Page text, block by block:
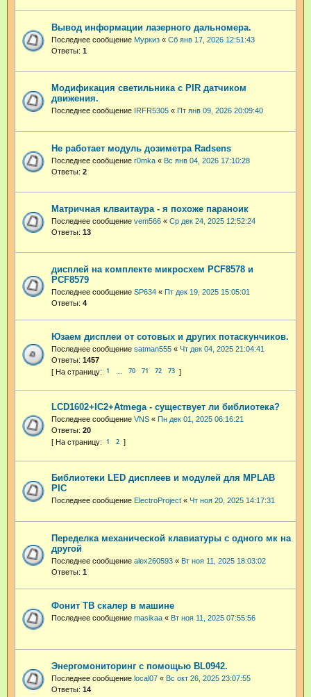
Вывод информации лазерного дальномера.
Последнее сообщение Муркиз « Сб янв 17, 2026 12:51:43
Ответы: 1
Модификация светильника с PIR датчиком
движения.
Последнее сообщение IRFR5305 « Пт янв 09, 2026 20:09:40
Не работает модуль дозиметра Radsens
Последнее сообщение r0mka « Вс янв 04, 2026 17:10:28
Ответы: 2
Матричная клваитаура - я похоже параноик
Последнее сообщение vem566 « Ср дек 24, 2025 12:52:24
Ответы: 13
дисплей на комплекте микросхем PCF8578 и
PCF8579
Последнее сообщение SP634 « Пт дек 19, 2025 15:05:01
Ответы: 4
Юзаем дисплеи от сотовых и других потаскунчиков.
Последнее сообщение satman555 « Чт дек 04, 2025 21:04:41
Ответы: 1457
1 70 71 72 73
LCD1602+IC2+Atmega - существует ли библиотека?
Последнее сообщение VNS « Пн дек 01, 2025 06:16:21
Ответы: 20
1 2
Библиотеки LED дисплеев и модулей для MPLAB
PIC
Последнее сообщение ElectroProject « Чт ноя 20, 2025 14:17:31
Переделка механической клавиатуры с одного мк на
другой
Последнее сообщение alex260593 « Вт ноя 11, 2025 18:03:02
Ответы: 1
Фонит ТВ скалер в машине
Последнее сообщение masikaa « Вт ноя 11, 2025 07:55:56
Энергомониторинг с помощью BL0942.
Последнее сообщение local07 « Вс окт 26, 2025 23:07:55
Ответы: 14